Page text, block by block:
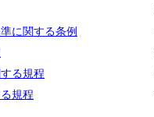
に関する条例
る規程
規程